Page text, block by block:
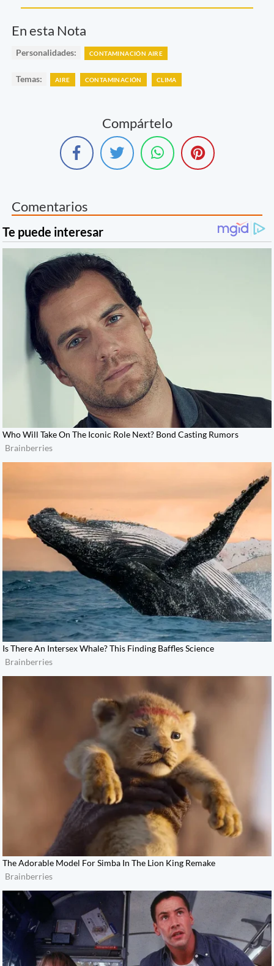
En esta Nota
Personalidades: CONTAMINACIÓN AIRE
Temas: AIRE CONTAMINACIÓN CLIMA
Compártelo
Comentarios